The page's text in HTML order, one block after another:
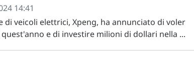
14:41
di veicoli elettrici, Xpeng, ha annunciato di voler
e di investire milioni di dollari nella ...